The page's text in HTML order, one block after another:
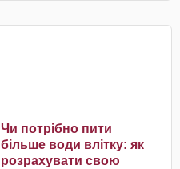
Чи потрібно пити
більше води влітку: як
розрахувати свою